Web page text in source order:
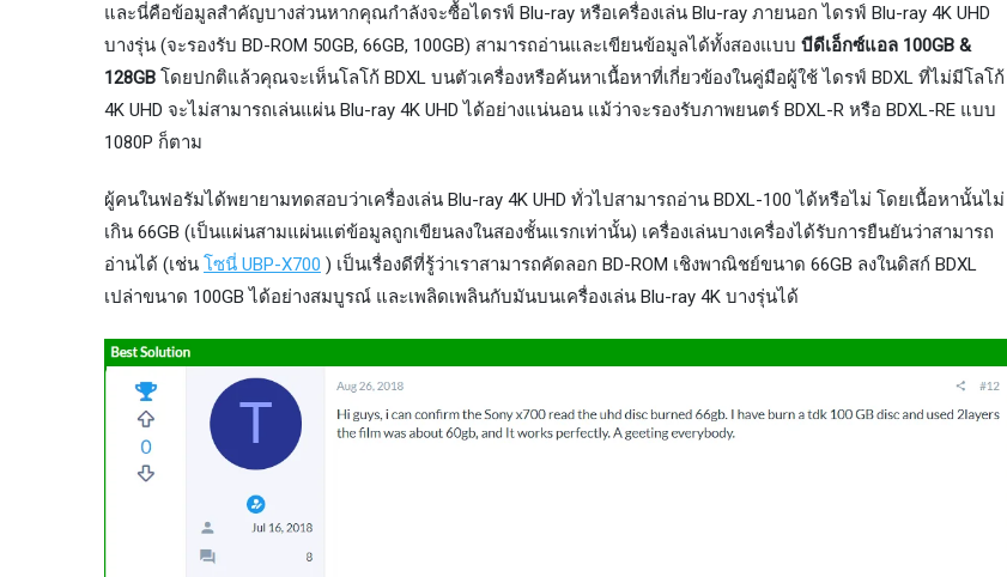
และนี่คือข้อมูลสำคัญบางส่วนหากคุณกำลังจะซื้อไดรฟ์ Blu-ray หรือเครื่องเล่น Blu-ray ภายนอก ไดรฟ์ Blu-ray 4K UHD
บางรุ่น (จะรองรับ BD-ROM 50GB, 66GB, 100GB) สามารถอ่านและเขียนข้อมูลได้ทั้งสองแบบ บีดีเอ็กซ์แอล 100GB &
128GB โดยปกติแล้วคุณจะเห็นโลโก้ BDXL บนตัวเครื่องหรือค้นหาเนื้อหาที่เกี่ยวข้องในคู่มือผู้ใช้ ไดรฟ์ BDXL ที่ไม่มีโลโก้
4K UHD จะไม่สามารถเล่นแผ่น Blu-ray 4K UHD ได้อย่างแน่นอน แม้ว่าจะรองรับภาพยนตร์ BDXL-R หรือ BDXL-RE แบบ
1080P ก็ตาม
ผู้คนในฟอรัมได้พยายามทดสอบว่าเครื่องเล่น Blu-ray 4K UHD ทั่วไปสามารถอ่าน BDXL-100 ได้หรือไม่ โดยเนื้อหานั้นไม่
เกิน 66GB (เป็นแผ่นสามแผ่นแต่ข้อมูลถูกเขียนลงในสองชั้นแรกเท่านั้น) เครื่องเล่นบางเครื่องได้รับการยืนยันว่าสามารถ
อ่านได้ (เช่น โซนี่ UBP-X700 ) เป็นเรื่องดีที่รู้ว่าเราสามารถคัดลอก BD-ROM เชิงพาณิชย์ขนาด 66GB ลงในดิสก์ BDXL
เปล่าขนาด 100GB ได้อย่างสมบูรณ์ และเพลิดเพลินกับมันบนเครื่องเล่น Blu-ray 4K บางรุ่นได้